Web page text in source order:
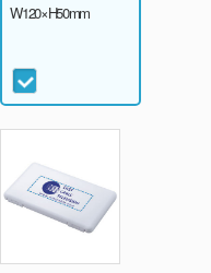
W120×H50mm